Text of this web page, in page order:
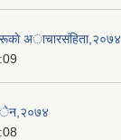
अाचारसंहिता,२०७४